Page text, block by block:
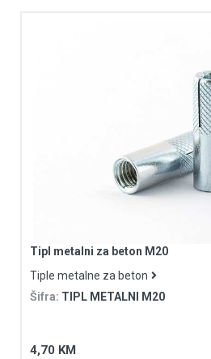
Tipl metalni za beton M20
Tiple metalne za beton
Šifra: TIPL METALNI M20
4,70 KM